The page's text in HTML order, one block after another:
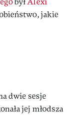
jakie
dwie sesje
jej młodsza